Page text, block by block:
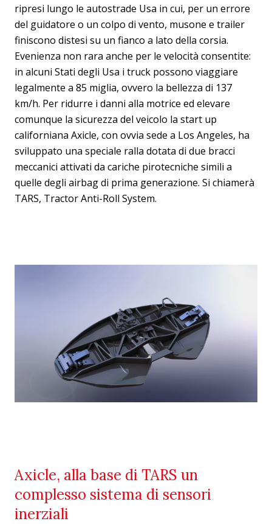
ripresi lungo le autostrade Usa in cui, per un errore
del guidatore o un colpo di vento, musone e trailer
finiscono distesi su un fianco a lato della corsia.
Evenienza non rara anche per le velocità consentite:
in alcuni Stati degli Usa i truck possono viaggiare
legalmente a 85 miglia, ovvero la bellezza di 137
km/h. Per ridurre i danni alla motrice ed elevare
comunque la sicurezza del veicolo la start up
californiana Axicle, con ovvia sede a Los Angeles, ha
sviluppato una speciale ralla dotata di due bracci
meccanici attivati da cariche pirotecniche simili a
quelle degli airbag di prima generazione. Si chiamerà
TARS, Tractor Anti-Roll System.
Axicle, alla base di TARS un
complesso sistema di sensori
inerziali